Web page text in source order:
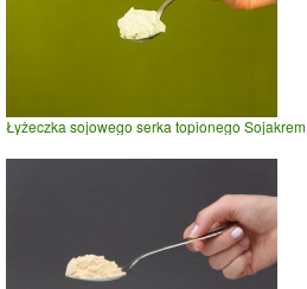
Łyżeczka sojowego serka topionego Sojakrem